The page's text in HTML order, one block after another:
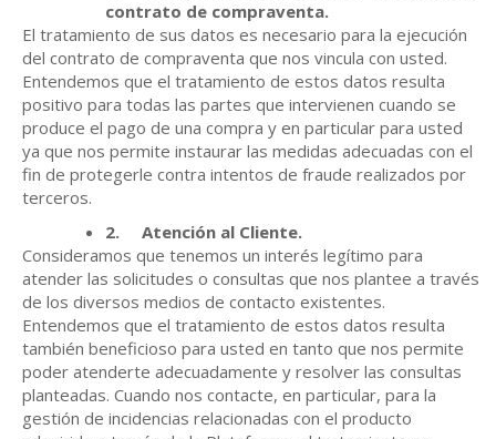
contrato de compraventa.
El tratamiento de sus datos es necesario para la ejecución
del contrato de compraventa que nos vincula con usted.
Entendemos que el tratamiento de estos datos resulta
positivo para todas las partes que intervienen cuando se
produce el pago de una compra y en particular para usted
ya que nos permite instaurar las medidas adecuadas con el
fin de protegerle contra intentos de fraude realizados por
terceros.
2. Atención al Cliente.
Consideramos que tenemos un interés legítimo para
atender las solicitudes o consultas que nos plantee a través
de los diversos medios de contacto existentes.
Entendemos que el tratamiento de estos datos resulta
también beneficioso para usted en tanto que nos permite
poder atenderte adecuadamente y resolver las consultas
planteadas. Cuando nos contacte, en particular, para la
gestión de incidencias relacionadas con el producto